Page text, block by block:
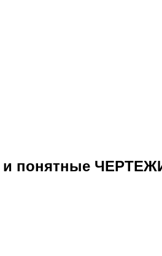
и понятные